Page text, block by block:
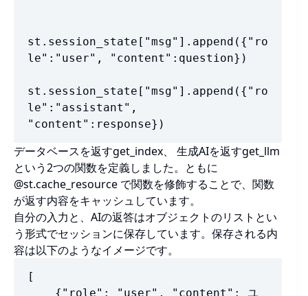
st.session_state["msg"].append({"ro
le":"user", "content":question})
st.session_state["msg"].append({"ro
le":"assistant",
"content":response})
データベースを返すget_index、 生成AIを返すget_llm
という2つの関数を定義しました。ともに
@st.cache_resource で関数を修飾することで、関数
が返す内容をキャッシュしています。
自分の入力と、AIの返答はオブジェクトのリストとい
う形式でセッションに保存しています。保存される内
容は以下のようなイメージです。
[